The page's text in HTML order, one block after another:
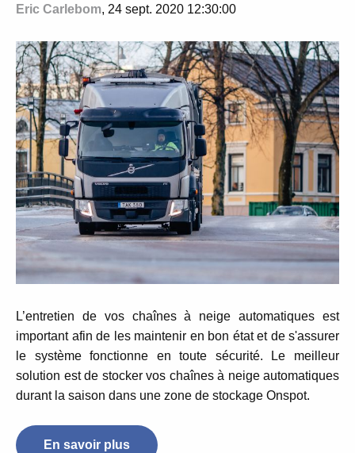
Eric Carlebom, 24 sept. 2020 12:30:00
L’entretien de vos chaînes à neige automatiques est
important afin de les maintenir en bon état et de s'assurer
le système fonctionne en toute sécurité. Le meilleur
solution est de stocker vos chaînes à neige automatiques
durant la saison dans une zone de stockage Onspot.
En savoir plus